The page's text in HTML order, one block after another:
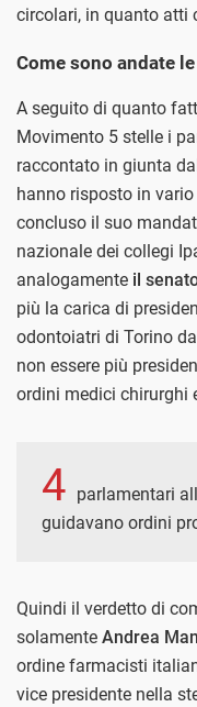
circolari, in quanto atti
Come sono andate
A seguito di quanto
Movimento 5 stelle i
raccontato in giunta
hanno risposto in
concluso il suo
nazionale dei collegi
analogamente il
più la carica di
odontoiatri di Torino
non essere più
ordini medici chirurghi
4 parlamentari
guidavano ordini
Quindi il verdetto di
solamente Andrea
ordine farmacisti
vice presidente nella